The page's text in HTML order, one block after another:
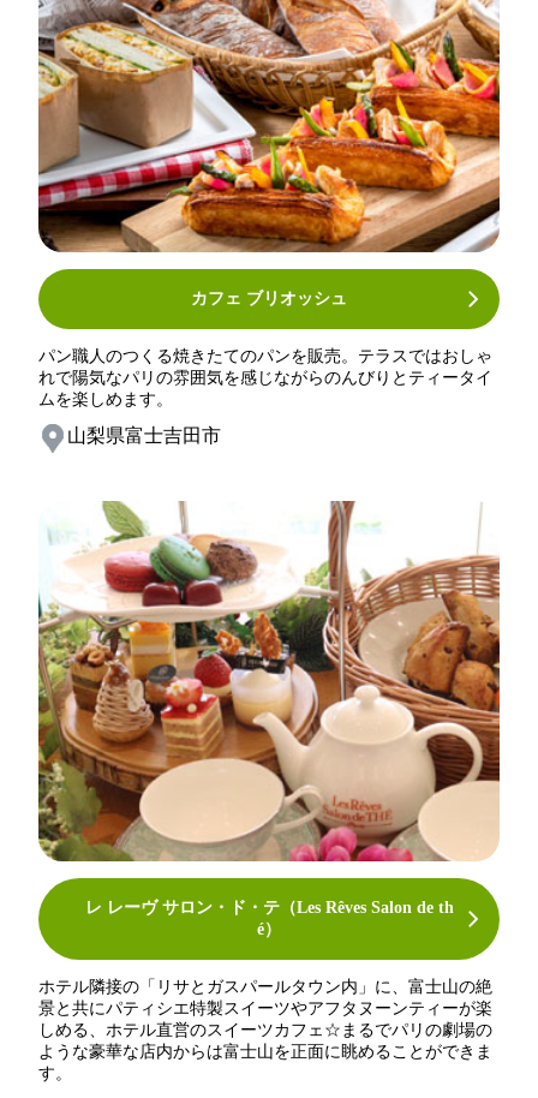
カフェ ブリオッシュ
パン職人のつくる焼きたてのパンを販売。テラスではおしゃ
れで陽気なパリの雰囲気を感じながらのんびりとティータイ
ムを楽しめます。
山梨県富士吉田市
レ レーヴ サロン・ド・テ（Les Rêves Salon de th
é）
ホテル隣接の「リサとガスパールタウン内」に、富士山の絶
景と共にパティシエ特製スイーツやアフタヌーンティーが楽
しめる、ホテル直営のスイーツカフェ☆まるでパリの劇場の
ような豪華な店内からは富士山を正面に眺めることができま
す。